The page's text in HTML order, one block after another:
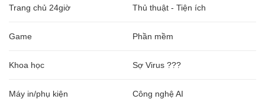
Trang chủ 24giờ Thủ thuật - Tiện ích
Game Phần mềm
Khoa học Sợ Virus ???
Máy in/phụ kiện Công nghệ AI